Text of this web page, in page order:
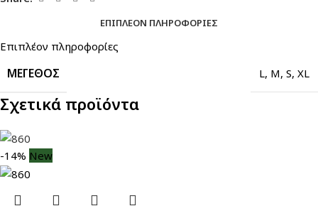
ΕΠΙΠΛΈΟΝ ΠΛΗΡΟΦΟΡΊΕΣ
Επιπλέον πληροφορίες
ΜΈΓΕΘΟΣ L, M, S, XL
Σχετικά προϊόντα
-14% New